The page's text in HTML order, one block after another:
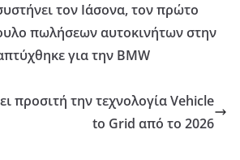
τον Ιάσονα, τον πρώτο
πωλήσεων αυτοκινήτων στην
για την BMW
προσιτή την τεχνολογία Vehicle
to Grid από το 2026